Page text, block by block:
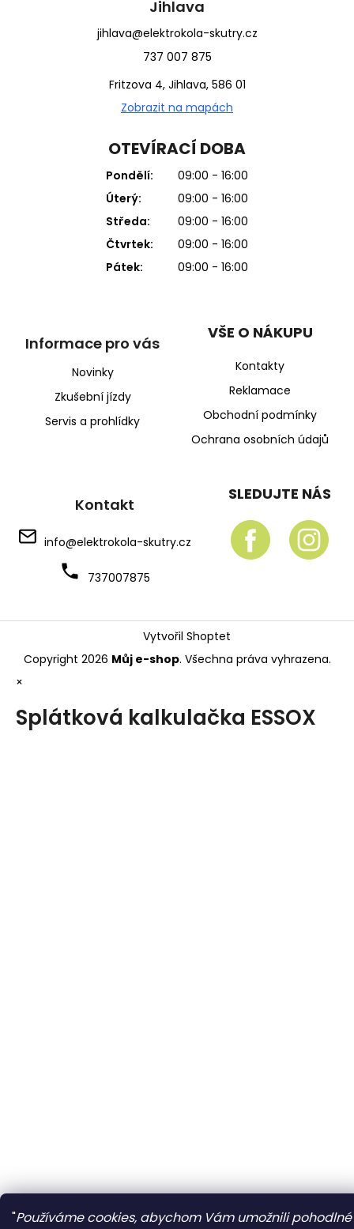
"Používáme cookies, abychom Vám umožnili pohodlné
Jihlava
jihlava@elektrokola-skutry.cz
737 007 875
Fritzova 4, Jihlava, 586 01
Zobrazit na mapách
OTEVÍRACÍ DOBA
Pondělí:
09:00 - 16:00
Úterý:
09:00 - 16:00
Středa:
09:00 - 16:00
Čtvrtek:
09:00 - 16:00
Pátek:
09:00 - 16:00
Informace pro vás
Novinky
Zkušební jízdy
Servis a prohlídky
VŠE O NÁKUPU
Kontakty
Reklamace
Obchodní podmínky
Ochrana osobních údajů
Kontakt
info@elektrokola-skutry.cz
737007875
SLEDUJTE NÁS
Vytvořil Shoptet
Copyright 2026 Můj e-shop. Všechna práva vyhrazena.
×
Splátková kalkulačka ESSOX